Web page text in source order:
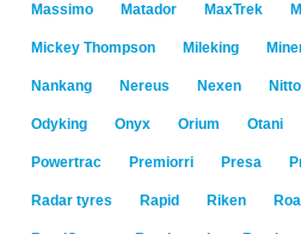
Massimo Matador MaxTrek
Mickey Thompson Mileking
Nankang Nereus Nexen Nitto
Odyking Onyx Orium Otani
Powertrac Premiorri Presa
Radar tyres Rapid Riken